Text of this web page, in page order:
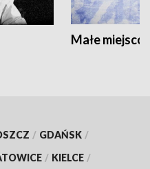
Małe
/ GDAŃSK /
/ KIELCE /